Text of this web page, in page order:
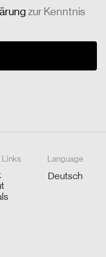
zur Kenntnis
Links Language
Deutsch